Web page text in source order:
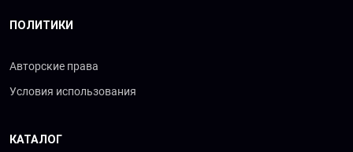
ПОЛИТИКИ
Авторские права
Условия использования
КАТАЛОГ